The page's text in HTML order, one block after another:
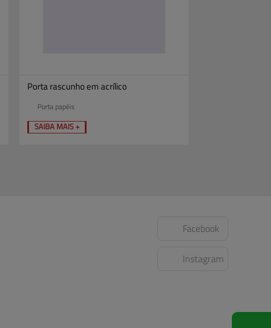
Porta rascunho em acrílico
Porta papéis
SAIBA MAIS +
Facebook
Instagram